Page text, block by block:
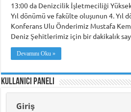
13:00 da Denizcilik İşletmeciliği
Yıl dönümü ve fakülte oluşunun 4. Yıl
Konferans Ulu Önderimiz Mustafa
Deniz Şehitlerimiz için bir dakikalık
Devamını Oku »
Kullanıcı Paneli
Giriş